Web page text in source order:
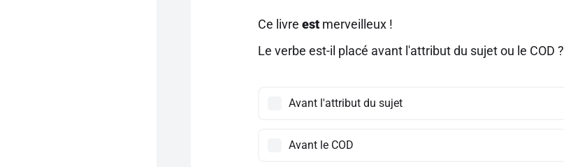
Ce livre est merveilleux !
Le verbe est-il placé avant l'attribut du sujet ou le COD ?
Avant l'attribut du sujet
Avant le COD